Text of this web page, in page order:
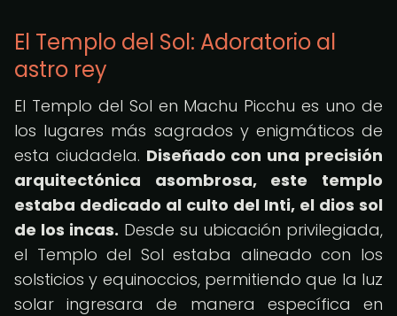
El Templo del Sol: Adoratorio al
astro rey
El Templo del Sol en Machu Picchu es uno de
los lugares más sagrados y enigmáticos de
esta ciudadela. Diseñado con una precisión
arquitectónica asombrosa, este templo
estaba dedicado al culto del Inti, el dios sol
de los incas. Desde su ubicación privilegiada,
el Templo del Sol estaba alineado con los
solsticios y equinoccios, permitiendo que la luz
solar ingresara de manera específica en